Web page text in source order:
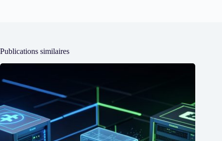
Publications similaires